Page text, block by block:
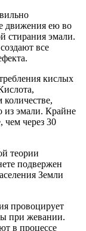
движения ею во
стирания эмали.
все
кислых
из эмали. Крайне
чем через 30
теории
подвержен
Земли
провоцирует
при жевании.
в процессе